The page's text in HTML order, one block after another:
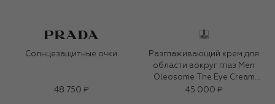
Солнцезащитные очки
48 750 ₽
Разглаживающий крем для
области вокруг глаз Men
Oleosome The Eye Cream
(15ml)
45 000 ₽